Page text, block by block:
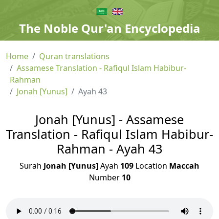
The Noble Qur'an Encyclopedia
Home
Quran translations
Assamese Translation - Rafiqul Islam Habibur-
Rahman
Jonah [Yunus]
Ayah 43
Jonah [Yunus] - Assamese
Translation - Rafiqul Islam Habibur-
Rahman - Ayah 43
Surah Jonah [Yunus]Ayah 109 Location Maccah
Number 10